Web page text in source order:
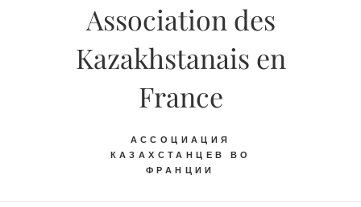
Association des
Kazakhstanais en
France
АССОЦИАЦИЯ
КАЗАХСТАНЦЕВ ВО
ФРАНЦИИ